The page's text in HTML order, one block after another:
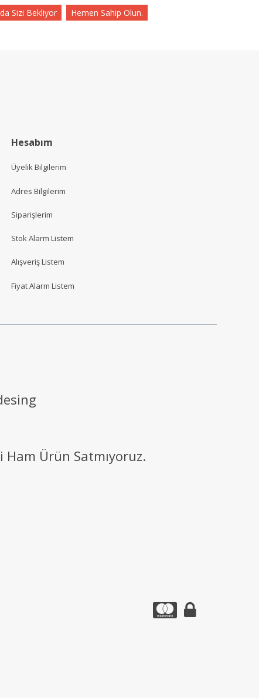
Sizi Bekliyor Hemen Sahip Olun.
Hesabım
Üyelik Bilgilerim
Adres Bilgilerim
Siparişlerim
Stok Alarm Listem
Alışveriş Listem
Fiyat Alarm Listem
Ham Ürün Satmıyoruz.